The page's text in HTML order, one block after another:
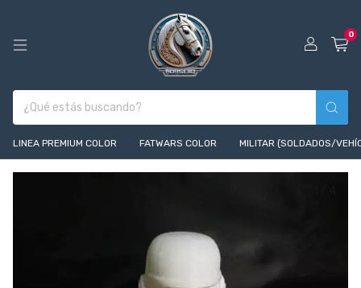
0
LINEA PREMIUM COLOR FATWARS COLOR MILITAR (SOLDADOS/